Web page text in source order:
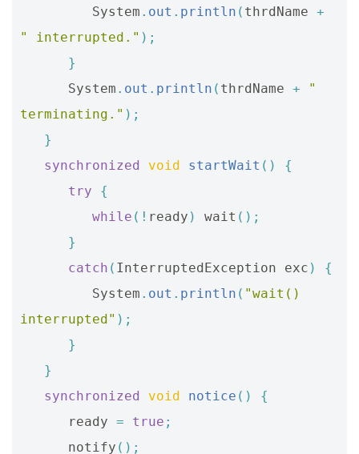
System . out . println ( thrdName +
" interrupted." );
}
System . out . println ( thrdName +
"
terminating." );
}
synchronized
void startWait ()
{
try
{
while (! ready ) wait ();
}
catch ( InterruptedException exc )
{
System . out . println ( "wait()
interrupted" );
}
}
synchronized
void notice ()
{
ready = true ;
notify ();